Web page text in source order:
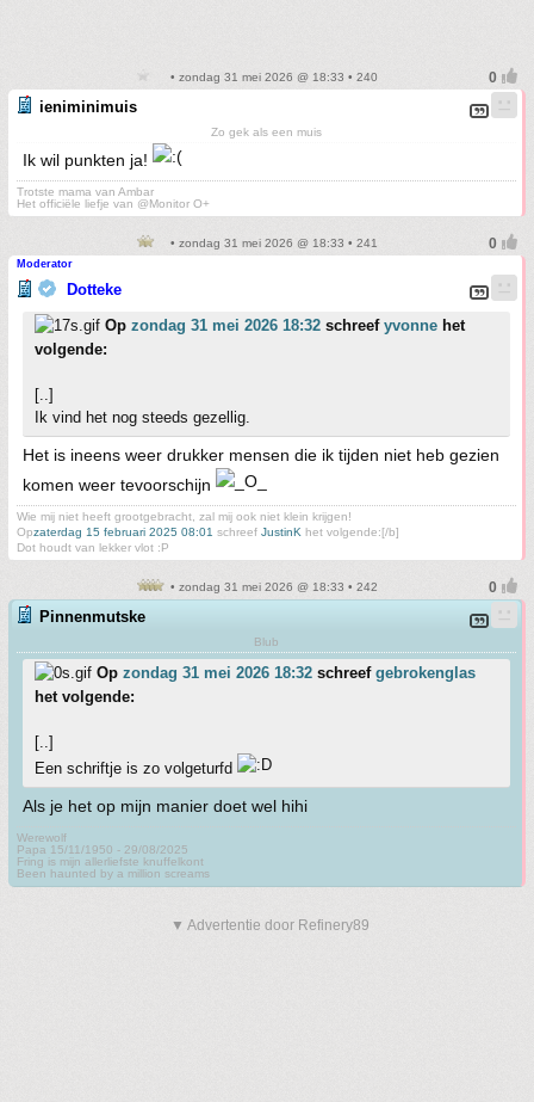
• zondag 31 mei 2026 @ 18:33 • 240
ieniminimuis
Zo gek als een muis
Ik wil punkten ja!
Trotste mama van Ambar
Het officiële liefje van @Monitor O+
• zondag 31 mei 2026 @ 18:33 • 241
Moderator
Dotteke
Op zondag 31 mei 2026 18:32 schreef yvonne het
volgende:
[..]
Ik vind het nog steeds gezellig.
Het is ineens weer drukker mensen die ik tijden niet heb gezien
komen weer tevoorschijn
Wie mij niet heeft grootgebracht, zal mij ook niet klein krijgen!
Opzaterdag 15 februari 2025 08:01 schreef JustinK het volgende:[/b]
Dot houdt van lekker vlot :P
• zondag 31 mei 2026 @ 18:33 • 242
Pinnenmutske
Blub
Op zondag 31 mei 2026 18:32 schreef gebrokenglas
het volgende:
[..]
Een schriftje is zo volgeturfd
Als je het op mijn manier doet wel hihi
Werewolf
Papa 15/11/1950 - 29/08/2025
Fring is mijn allerliefste knuffelkont
Been haunted by a million screams
▼ Advertentie door Refinery89